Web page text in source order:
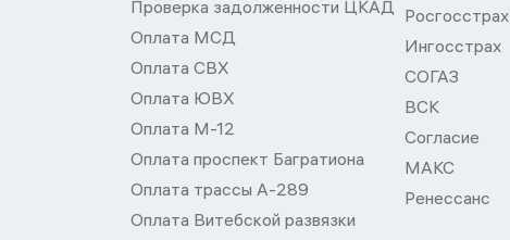
Проверка задолженности ЦКАД
Оплата МСД
Оплата СВХ
Оплата ЮВХ
Оплата М-12
Оплата проспект Багратиона
Оплата трассы А-289
Оплата Витебской развязки
Росгосстрах
Ингосстрах
СОГАЗ
ВСК
Согласие
МАКС
Ренессанс